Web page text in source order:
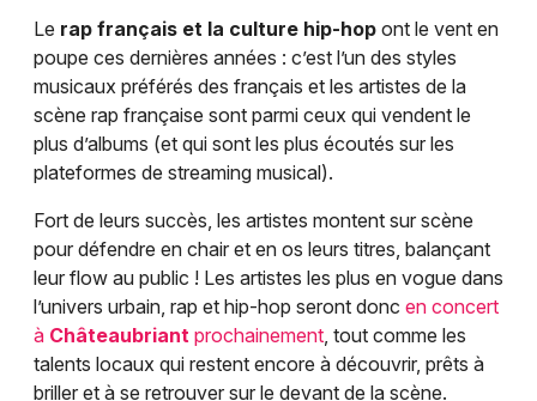
Le rap français et la culture hip-hop ont le vent en
poupe ces dernières années : c’est l’un des styles
musicaux préférés des français et les artistes de la
scène rap française sont parmi ceux qui vendent le
plus d’albums (et qui sont les plus écoutés sur les
plateformes de streaming musical).
Fort de leurs succès, les artistes montent sur scène
pour défendre en chair et en os leurs titres, balançant
leur flow au public ! Les artistes les plus en vogue dans
l’univers urbain, rap et hip-hop seront donc en concert
à Châteaubriant prochainement, tout comme les
talents locaux qui restent encore à découvrir, prêts à
briller et à se retrouver sur le devant de la scène.